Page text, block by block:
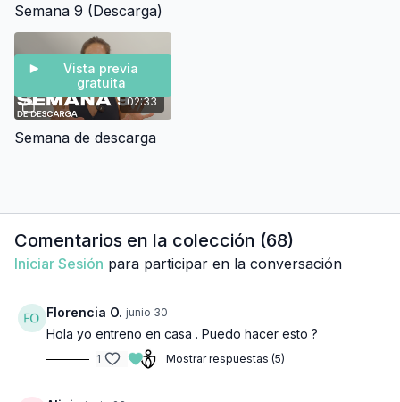
Semana 9 (Descarga)
02:33
Vista previa
gratuita
Semana de descarga
Comentarios en la colección (68)
Iniciar Sesión para participar en la conversación
Florencia O. junio 30
Hola yo entreno en casa . Puedo hacer esto ?
1 Mostrar respuestas (5)